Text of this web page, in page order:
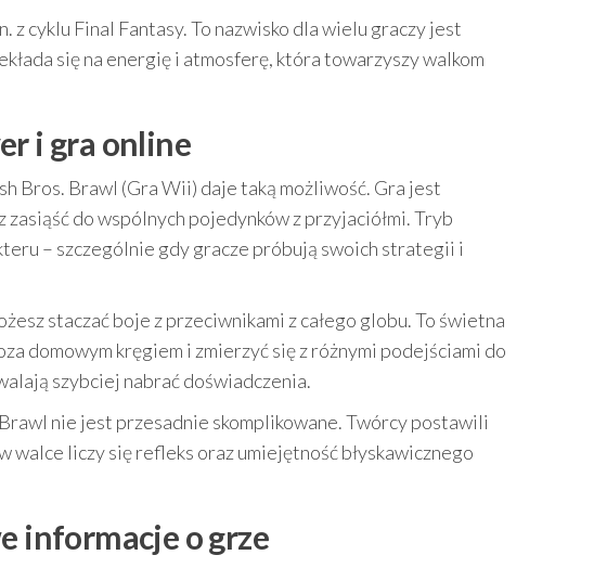
z cyklu Final Fantasy. To nazwisko dla wielu graczy jest
się na energię i atmosferę, która towarzyszy walkom
i gra online
Bros. Brawl (Gra Wii) daje taką możliwość. Gra jest
zasiąść do wspólnych pojedynków z przyjaciółmi. Tryb
– szczególnie gdy gracze próbują swoich strategii i
staczać boje z przeciwnikami z całego globu. To świetna
domowym kręgiem i zmierzyć się z różnymi podejściami do
szybciej nabrać doświadczenia.
nie jest przesadnie skomplikowane. Twórcy postawili
walce liczy się refleks oraz umiejętność błyskawicznego
informacje o grze